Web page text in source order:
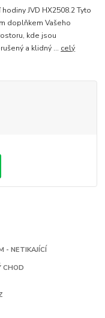
JVD HX2508.2 Tyto
doplňkem Vašeho
kde jsou
a klidný ... celý
- NETIKAJÍCÍ
CHOD